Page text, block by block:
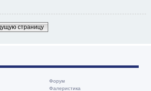
страницу
Форум
Фалеристика